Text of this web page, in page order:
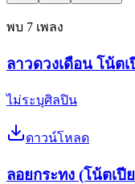
พบ 7 เพลง
ลาวดวงเดือน โน้ต
ไม่ระบุศิลปิน
ดาวน์โหลด
ลอยกระทง (โน้ตเปี